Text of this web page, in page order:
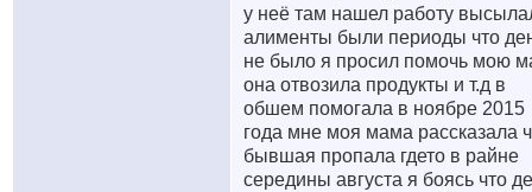
у неё там нашел работу
алименты были периоды что
не было я просил помочь мою
она отвозила продукты и т.д в
обшем помогала в ноябре 2015
года мне моя мама рассказала
бывшая пропала гдето в райне
середины августа я боясь что